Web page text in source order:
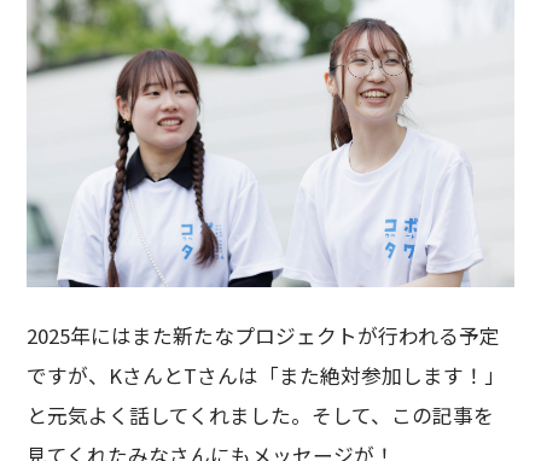
2025年にはまた新たなプロジェクトが行われる予定
ですが、KさんとTさんは「また絶対参加します！」
と元気よく話してくれました。そして、この記事を
見てくれたみなさんにもメッセージが！